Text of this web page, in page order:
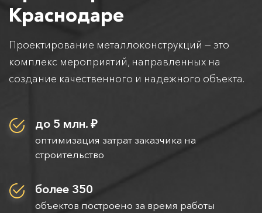
Краснодаре
Проектирование металлоконструкций — это
комплекс мероприятий, направленных на
создание качественного и надежного объекта.
до 5 млн. ₽
оптимизация затрат заказчика на
строительство
более 350
объектов построено за время работы